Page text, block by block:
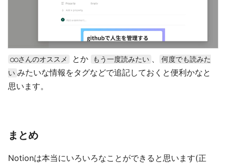
○○さんのオススメ とか もう一度読みたい 、
何度でも読みた
い みたいな情報をタグなどで追記しておくと便利かなと
思います。
まとめ
Notionは本当にいろいろなことができると思います(正